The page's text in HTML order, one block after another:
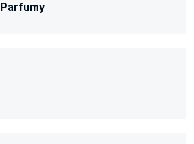
Parfumy